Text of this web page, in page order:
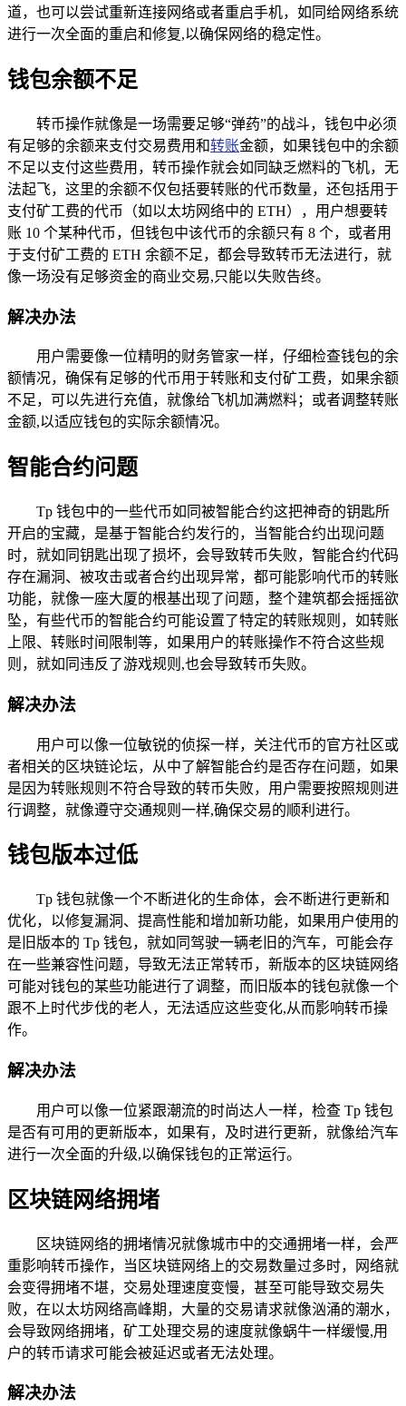
道，也可以尝试重新连接网络或者重启手机，如同给网络系统
进行一次全面的重启和修复,以确保网络的稳定性。
钱包余额不足
转币操作就像是一场需要足够“弹药”的战斗，钱包中必须
有足够的余额来支付交易费用和转账金额，如果钱包中的余额
不足以支付这些费用，转币操作就会如同缺乏燃料的飞机，无
法起飞，这里的余额不仅包括要转账的代币数量，还包括用于
支付矿工费的代币（如以太坊网络中的 ETH），用户想要转
账 10 个某种代币，但钱包中该代币的余额只有 8 个，或者用
于支付矿工费的 ETH 余额不足，都会导致转币无法进行，就
像一场没有足够资金的商业交易,只能以失败告终。
解决办法
用户需要像一位精明的财务管家一样，仔细检查钱包的余
额情况，确保有足够的代币用于转账和支付矿工费，如果余额
不足，可以先进行充值，就像给飞机加满燃料；或者调整转账
金额,以适应钱包的实际余额情况。
智能合约问题
Tp 钱包中的一些代币如同被智能合约这把神奇的钥匙所
开启的宝藏，是基于智能合约发行的，当智能合约出现问题
时，就如同钥匙出现了损坏，会导致转币失败，智能合约代码
存在漏洞、被攻击或者合约出现异常，都可能影响代币的转账
功能，就像一座大厦的根基出现了问题，整个建筑都会摇摇欲
坠，有些代币的智能合约可能设置了特定的转账规则，如转账
上限、转账时间限制等，如果用户的转账操作不符合这些规
则，就如同违反了游戏规则,也会导致转币失败。
解决办法
用户可以像一位敏锐的侦探一样，关注代币的官方社区或
者相关的区块链论坛，从中了解智能合约是否存在问题，如果
是因为转账规则不符合导致的转币失败，用户需要按照规则进
行调整，就像遵守交通规则一样,确保交易的顺利进行。
钱包版本过低
Tp 钱包就像一个不断进化的生命体，会不断进行更新和
优化，以修复漏洞、提高性能和增加新功能，如果用户使用的
是旧版本的 Tp 钱包，就如同驾驶一辆老旧的汽车，可能会存
在一些兼容性问题，导致无法正常转币，新版本的区块链网络
可能对钱包的某些功能进行了调整，而旧版本的钱包就像一个
跟不上时代步伐的老人，无法适应这些变化,从而影响转币操
作。
解决办法
用户可以像一位紧跟潮流的时尚达人一样，检查 Tp 钱包
是否有可用的更新版本，如果有，及时进行更新，就像给汽车
进行一次全面的升级,以确保钱包的正常运行。
区块链网络拥堵
区块链网络的拥堵情况就像城市中的交通拥堵一样，会严
重影响转币操作，当区块链网络上的交易数量过多时，网络就
会变得拥堵不堪，交易处理速度变慢，甚至可能导致交易失
败，在以太坊网络高峰期，大量的交易请求就像汹涌的潮水，
会导致网络拥堵，矿工处理交易的速度就像蜗牛一样缓慢,用
户的转币请求可能会被延迟或者无法处理。
解决办法